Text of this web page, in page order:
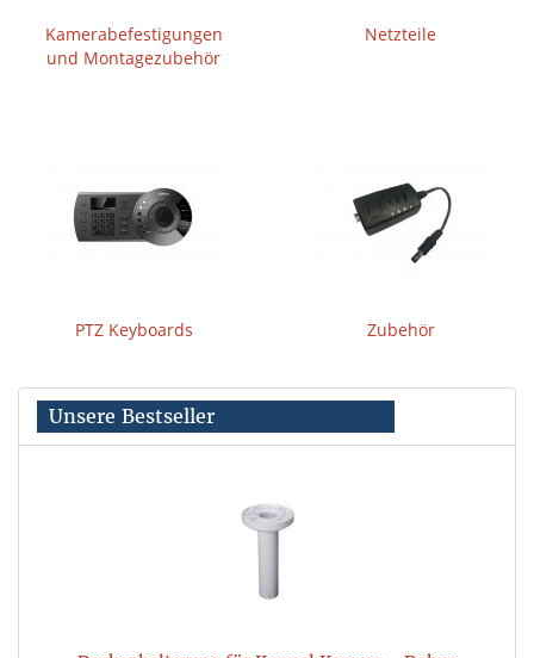
Kamerabefestigungen
und Montagezubehör
Netzteile
PTZ Keyboards Zubehör
Unsere Bestseller